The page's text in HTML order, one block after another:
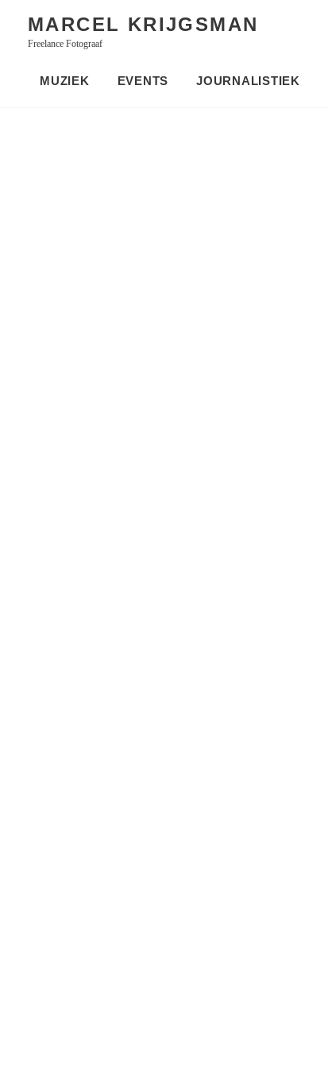
content
MARCEL KRIJGSMAN
Freelance Fotograaf
MUZIEK EVENTS JOURNALISTIEK